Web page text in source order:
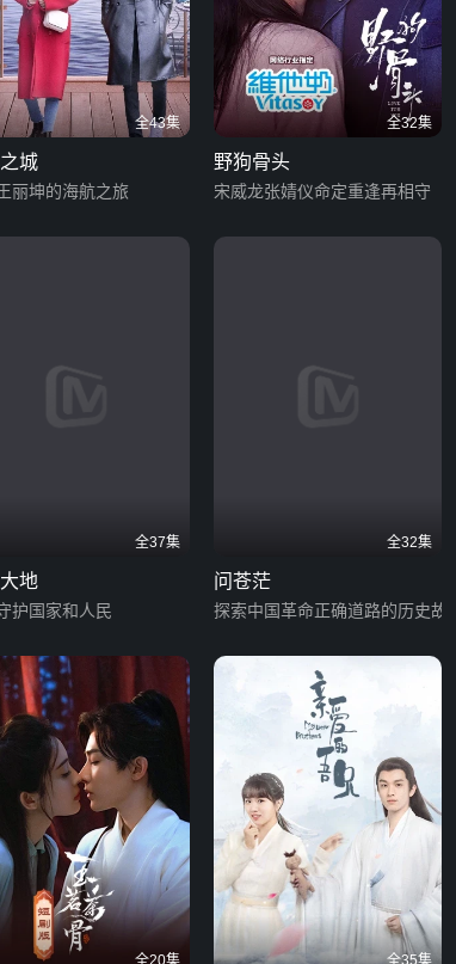
全43集
城
丽坤的海航之旅
全32集
野狗骨头
宋威龙张婧仪命定重逢再相守
全37集
地
护国家和人民
全32集
问苍茫
探索中国革命正确道路的历史故事
全20集 全35集